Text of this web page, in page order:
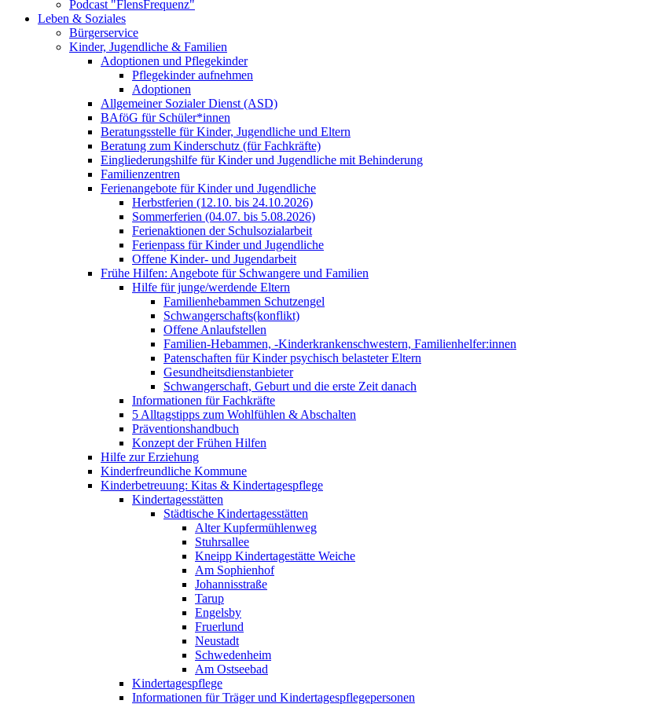
Podcast "FlensFrequenz"
Leben & Soziales
Bürgerservice
Kinder, Jugendliche & Familien
Adoptionen und Pflegekinder
Pflegekinder aufnehmen
Adoptionen
Allgemeiner Sozialer Dienst (ASD)
BAföG für Schüler*innen
Beratungsstelle für Kinder, Jugendliche und Eltern
Beratung zum Kinderschutz (für Fachkräfte)
Eingliederungshilfe für Kinder und Jugendliche mit Behinderung
Familienzentren
Ferienangebote für Kinder und Jugendliche
Herbstferien (12.10. bis 24.10.2026)
Sommerferien (04.07. bis 5.08.2026)
Ferienaktionen der Schulsozialarbeit
Ferienpass für Kinder und Jugendliche
Offene Kinder- und Jugendarbeit
Frühe Hilfen: Angebote für Schwangere und Familien
Hilfe für junge/werdende Eltern
Familienhebammen Schutzengel
Schwangerschafts(konflikt)
Offene Anlaufstellen
Familien-Hebammen, -Kinderkrankenschwestern, Familienhelfer:innen
Patenschaften für Kinder psychisch belasteter Eltern
Gesundheitsdienstanbieter
Schwangerschaft, Geburt und die erste Zeit danach
Informationen für Fachkräfte
5 Alltagstipps zum Wohlfühlen & Abschalten
Präventionshandbuch
Konzept der Frühen Hilfen
Hilfe zur Erziehung
Kinderfreundliche Kommune
Kinderbetreuung: Kitas & Kindertagespflege
Kindertagesstätten
Städtische Kindertagesstätten
Alter Kupfermühlenweg
Stuhrsallee
Kneipp Kindertagestätte Weiche
Am Sophienhof
Johannisstraße
Tarup
Engelsby
Fruerlund
Neustadt
Schwedenheim
Am Ostseebad
Kindertagespflege
Informationen für Träger und Kindertagespflegepersonen